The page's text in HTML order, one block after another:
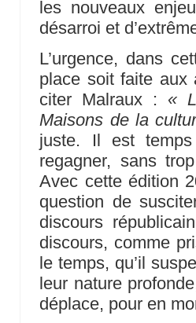
les nouveaux
désarroi et
L’urgence, dans
place soit faite aux
citer Malraux : «
Maisons de la
juste. Il est
regagner, sans
Avec cette édition
question de
discours
discours, comme
le temps, qu’il
leur nature
déplace, pour en